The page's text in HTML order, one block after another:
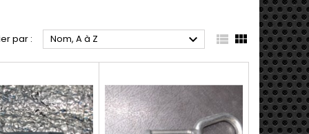
par : Nom, A à Z   